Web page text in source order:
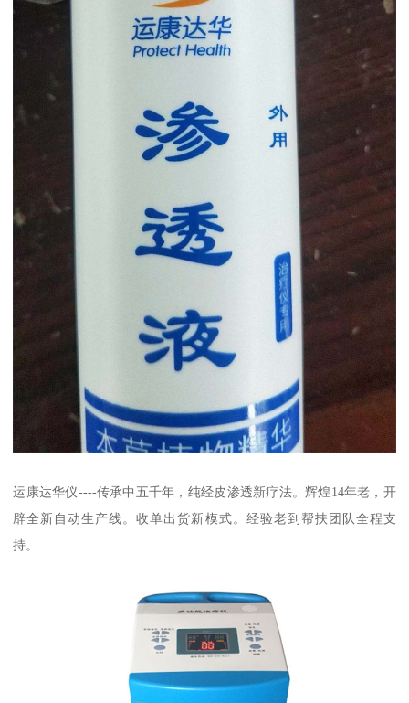
运康达华仪----传承中五千年，纯经皮渗透新疗法。辉煌14年老，开
辟全新自动生产线。收单出货新模式。经验老到帮扶团队全程支
持。